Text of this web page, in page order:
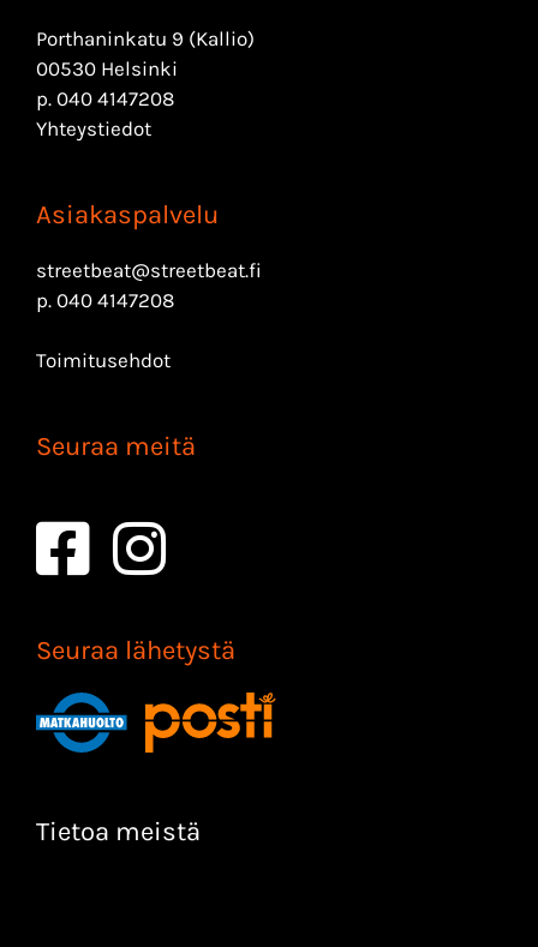
Porthaninkatu 9 (Kallio)
00530 Helsinki
p. 040 4147208
Yhteystiedot
Asiakaspalvelu
streetbeat@streetbeat.fi
p. 040 4147208
Toimitusehdot
Seuraa meitä
Seuraa lähetystä
Tietoa meistä